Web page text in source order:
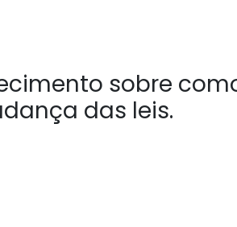
sobre
das leis.